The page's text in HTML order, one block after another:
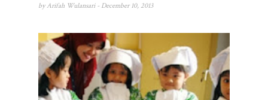
by Arifah Wulansari - December 10, 2013